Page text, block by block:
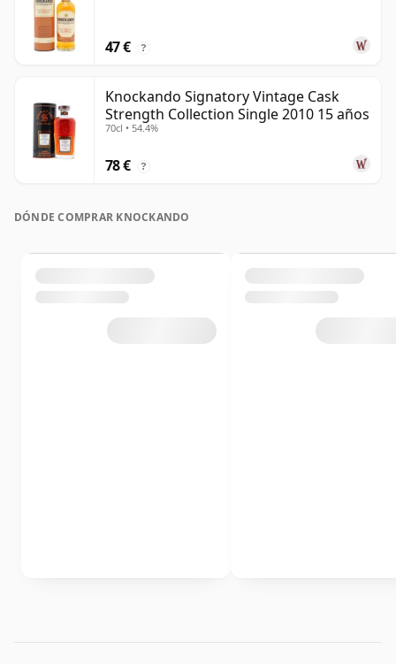
47 € ?
Knockando Signatory Vintage Cask
Strength Collection Single 2010 15 años
70cl • 54.4%
78 € ?
DÓNDE COMPRAR KNOCKANDO